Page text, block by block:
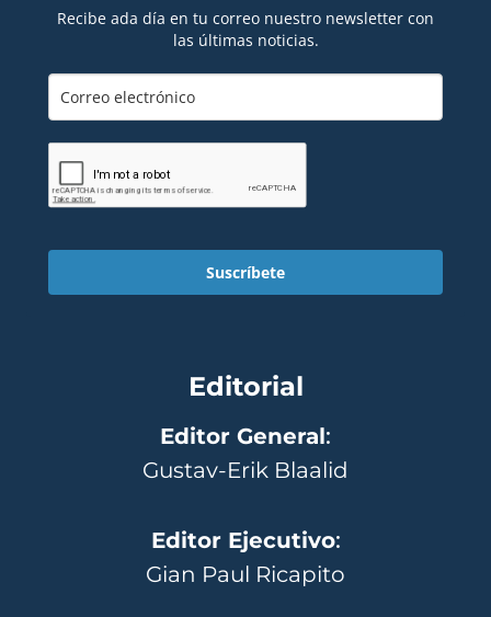
Recibe ada día en tu correo nuestro newsletter con
las últimas noticias.
Suscríbete
Editorial
Editor General:
Gustav-Erik Blaalid
Editor Ejecutivo:
Gian Paul Ricapito